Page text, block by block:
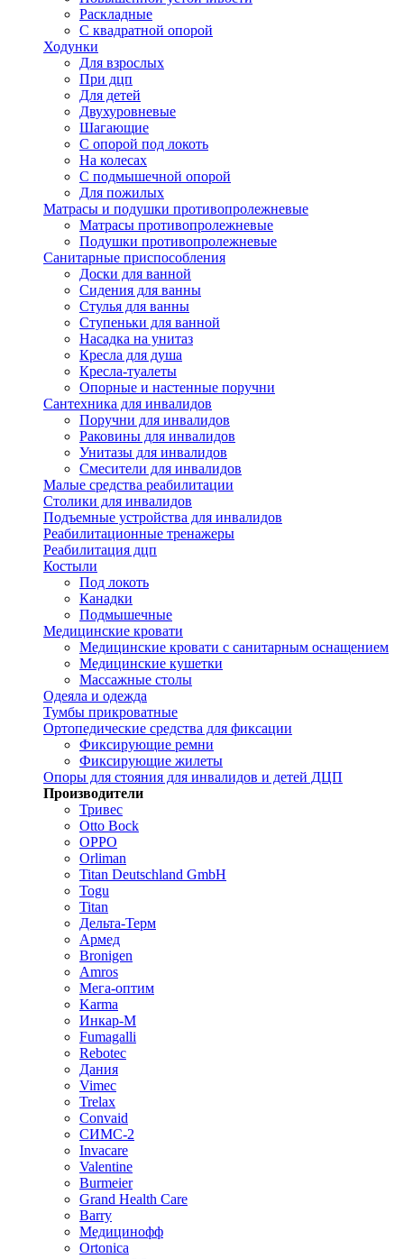
Раскладные
С квадратной опорой
Ходунки
Для взрослых
При дцп
Для детей
Двухуровневые
Шагающие
С опорой под локоть
На колесах
С подмышечной опорой
Для пожилых
Матрасы и подушки противопролежневые
Матрасы противопролежневые
Подушки противопролежневые
Санитарные приспособления
Доски для ванной
Сидения для ванны
Стулья для ванны
Ступеньки для ванной
Насадка на унитаз
Кресла для душа
Кресла-туалеты
Опорные и настенные поручни
Сантехника для инвалидов
Поручни для инвалидов
Раковины для инвалидов
Унитазы для инвалидов
Смесители для инвалидов
Малые средства реабилитации
Столики для инвалидов
Подъемные устройства для инвалидов
Реабилитационные тренажеры
Реабилитация дцп
Костыли
Под локоть
Канадки
Подмышечные
Медицинские кровати
Медицинские кровати с санитарным оснащением
Медицинские кушетки
Массажные столы
Одеяла и одежда
Тумбы прикроватные
Ортопедические средства для фиксации
Фиксирующие ремни
Фиксирующие жилеты
Опоры для стояния для инвалидов и детей ДЦП
Производители
Тривес
Otto Bock
OPPO
Orliman
Titan Deutschland GmbH
Togu
Titan
Дельта-Терм
Армед
Bronigen
Amros
Мега-оптим
Karma
Инкар-М
Fumagalli
Rebotec
Дания
Vimec
Trelax
Convaid
СИМС-2
Invacare
Valentine
Burmeier
Grand Health Care
Barry
Медицинофф
Ortonica